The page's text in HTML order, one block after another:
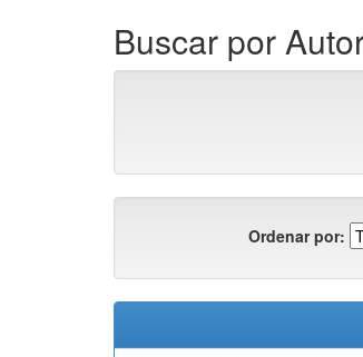
Buscar por
Ordenar por: